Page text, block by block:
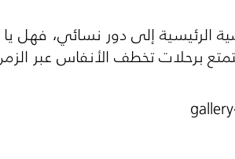
إلى دور نسائي، فهل يا
برحلات تخطف الأنفاس عبر